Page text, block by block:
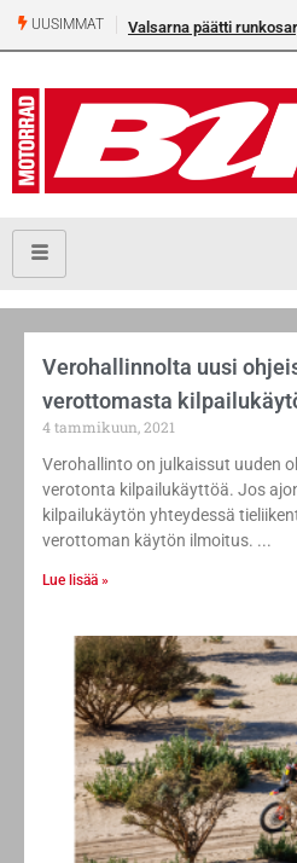
UUSIMMAT Valsarna päätti
Verohallinnolta uusi
verottomasta
4 tammikuun, 2021
Verohallinto on julkaissut uuden
verotonta kilpailukäyttöä. Jos
kilpailukäytön yhteydessä
verottoman käytön ilmoitus.
Lue lisää »